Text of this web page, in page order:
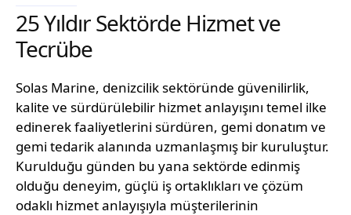
25 Yıldır Sektörde Hizmet ve
Tecrübe
Solas Marine, denizcilik sektöründe güvenilirlik,
kalite ve sürdürülebilir hizmet anlayışını temel ilke
edinerek faaliyetlerini sürdüren, gemi donatım ve
gemi tedarik alanında uzmanlaşmış bir kuruluştur.
Kurulduğu günden bu yana sektörde edinmiş
olduğu deneyim, güçlü iş ortaklıkları ve çözüm
odaklı hizmet anlayışıyla müşterilerinin